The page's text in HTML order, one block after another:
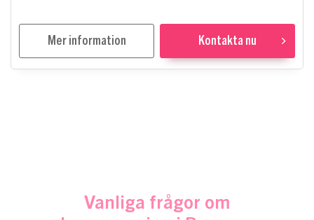
Kontakta nu
Mer information
Vanliga frågor om